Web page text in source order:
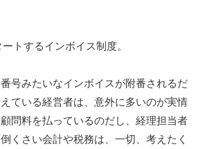
トするインボイス制度。
号みたいなインボイスが附番されるだ
ている経営者は、意外に多いのが実情
問料を払っているのだし、経理担当者
くさい会計や税務は、一切、考えたく